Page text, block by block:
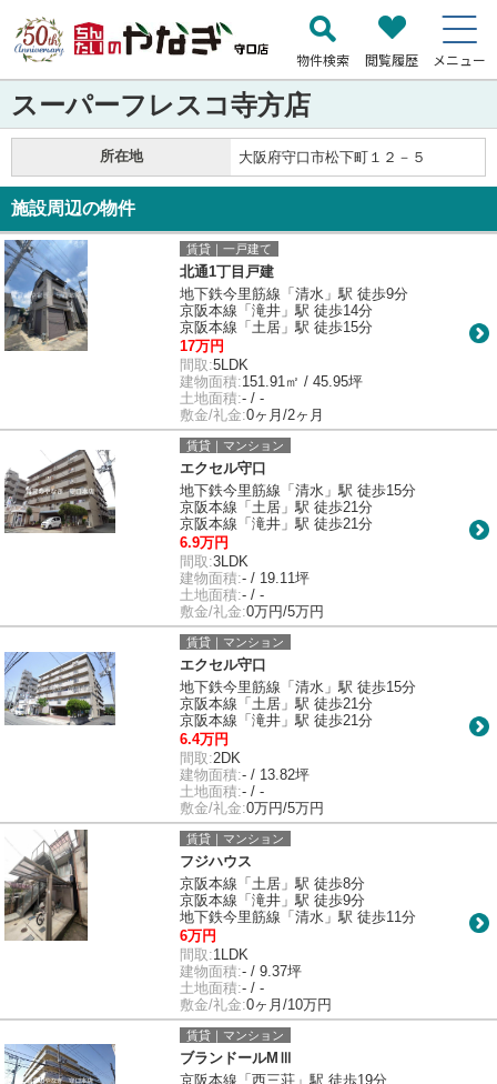
物件検索 閲覧履歴 メニュー
スーパーフレスコ寺方店
所在地 大阪府守口市松下町１２－５
施設周辺の物件
賃貸｜一戸建て
北通1丁目戸建
地下鉄今里筋線「清水」駅 徒歩9分
京阪本線「滝井」駅 徒歩14分
京阪本線「土居」駅 徒歩15分
17万円
間取:5LDK
建物面積:151.91㎡ / 45.95坪
土地面積:- / -
敷金/礼金:0ヶ月/2ヶ月
賃貸｜マンション
エクセル守口
地下鉄今里筋線「清水」駅 徒歩15分
京阪本線「土居」駅 徒歩21分
京阪本線「滝井」駅 徒歩21分
6.9万円
間取:3LDK
建物面積:- / 19.11坪
土地面積:- / -
敷金/礼金:0万円/5万円
賃貸｜マンション
エクセル守口
地下鉄今里筋線「清水」駅 徒歩15分
京阪本線「土居」駅 徒歩21分
京阪本線「滝井」駅 徒歩21分
6.4万円
間取:2DK
建物面積:- / 13.82坪
土地面積:- / -
敷金/礼金:0万円/5万円
賃貸｜マンション
フジハウス
京阪本線「土居」駅 徒歩8分
京阪本線「滝井」駅 徒歩9分
地下鉄今里筋線「清水」駅 徒歩11分
6万円
間取:1LDK
建物面積:- / 9.37坪
土地面積:- / -
敷金/礼金:0ヶ月/10万円
賃貸｜マンション
ブランドールMⅢ
京阪本線「西三荘」駅 徒歩19分